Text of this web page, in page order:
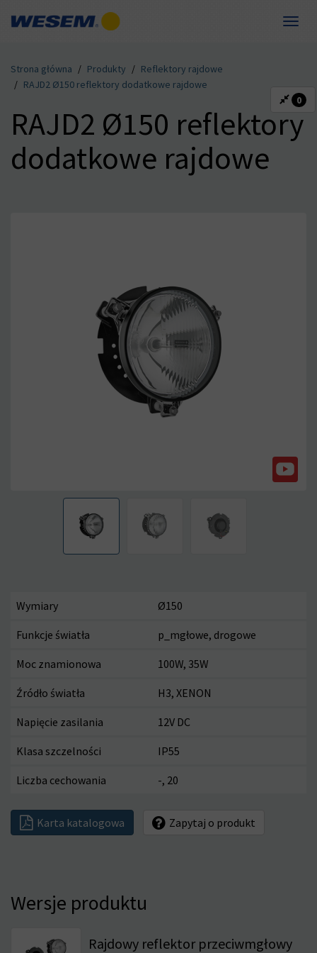
Toggle
DE EN FR HU IT RO
Produkty
Dla dystrybutorów
Dla producentów
Kompetencje
O nas
Kontakt
Strona główna Produkty
Reflektory rajdowe
RAJD2 Ø150 reflektory dodatkowe rajdowe
RAJD2 Ø150 reflektory
dodatkowe rajdowe
Wymiary Ø150
Funkcje światła p_mgłowe, drogowe
Moc znamionowa 100W, 35W
Źródło światła H3, XENON
Napięcie zasilania 12V DC
Klasa szczelności IP55
Liczba cechowania -, 20
Karta katalogowa Zapytaj o produkt
Wersje produktu
Rajdowy reflektor przeciwmgłowy
0